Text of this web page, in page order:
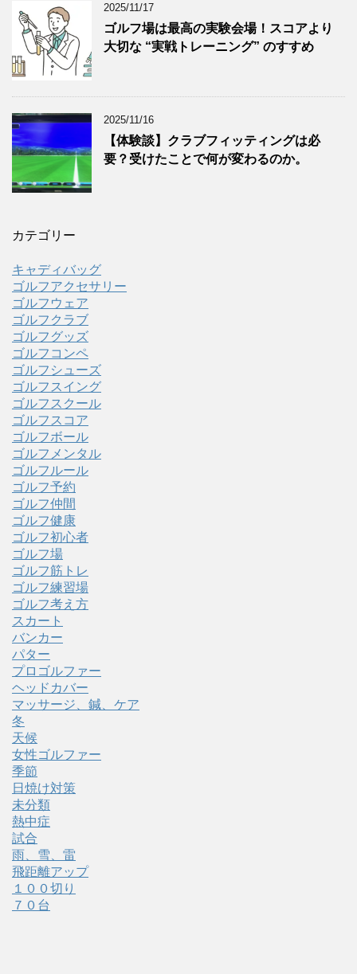
2025/11/17
ゴルフ場は最高の実験会場！スコアより
大切な “実戦トレーニング” のすすめ
2025/11/16
【体験談】クラブフィッティングは必
要？受けたことで何が変わるのか。
カテゴリー
キャディバッグ
ゴルフアクセサリー
ゴルフウェア
ゴルフクラブ
ゴルフグッズ
ゴルフコンペ
ゴルフシューズ
ゴルフスイング
ゴルフスクール
ゴルフスコア
ゴルフボール
ゴルフメンタル
ゴルフルール
ゴルフ予約
ゴルフ仲間
ゴルフ健康
ゴルフ初心者
ゴルフ場
ゴルフ筋トレ
ゴルフ練習場
ゴルフ考え方
スカート
バンカー
パター
プロゴルファー
ヘッドカバー
マッサージ、鍼、ケア
冬
天候
女性ゴルファー
季節
日焼け対策
未分類
熱中症
試合
雨、雪、雷
飛距離アップ
１００切り
７０台